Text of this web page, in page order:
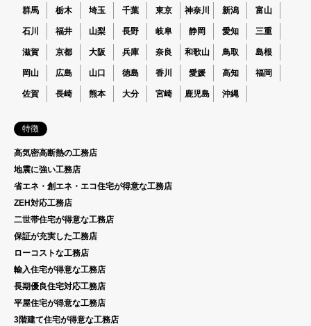
群馬 栃木 埼玉 千葉 東京 神奈川 新潟 富山
石川 福井 山梨 長野 岐阜 静岡 愛知 三重
滋賀 京都 大阪 兵庫 奈良 和歌山 鳥取 島根
岡山 広島 山口 徳島 香川 愛媛 高知 福岡
佐賀 長崎 熊本 大分 宮崎 鹿児島 沖縄
特徴
高気密高断熱の工務店
地震に強い工務店
省エネ・創エネ・エコ住宅が得意な工務店
ZEH対応工務店
二世帯住宅が得意な工務店
保証が充実した工務店
ローコストな工務店
輸入住宅が得意な工務店
長期優良住宅対応工務店
平屋住宅が得意な工務店
3階建て住宅が得意な工務店